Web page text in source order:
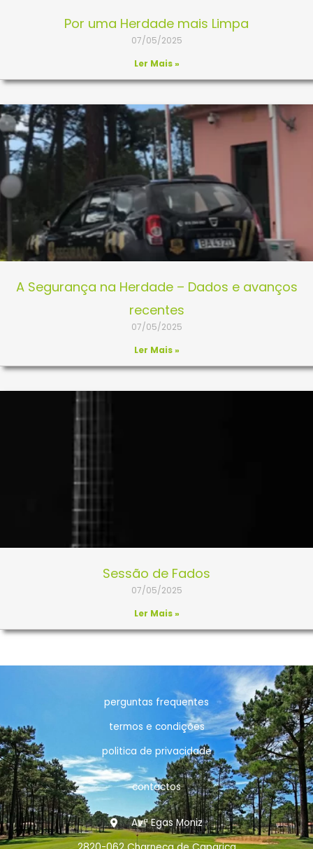
Por uma Herdade mais Limpa
07/05/2025
Ler Mais »
A Segurança na Herdade – Dados e avanços
recentes
07/05/2025
Ler Mais »
Sessão de Fados
07/05/2025
Ler Mais »
perguntas frequentes
termos e condições
politica de privacidade
contactos
Avª Egas Moniz